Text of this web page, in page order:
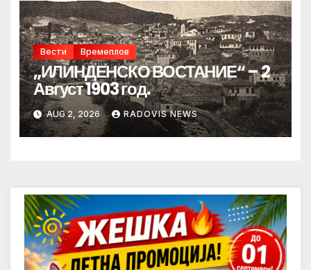
Вести Времеплов
„ИЛИНДЕНСКО ВОСТАНИЕ“ – 2
Август 1903 год.
AUG 2, 2026 RADOVIS NEWS